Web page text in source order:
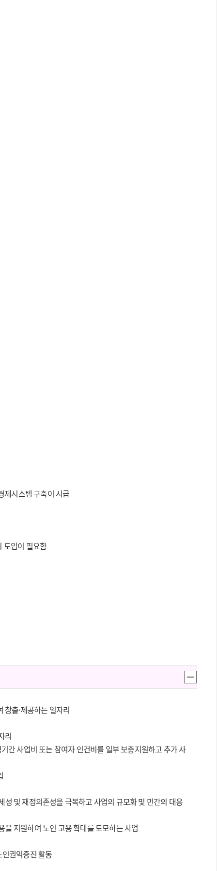
제시스템 구축이 시급
도입이 필요함
출·제공하는 일자리
리
간 사업비 또는 참여자 인건비를 일부 보충지원하고 추가 사
및 재정의존성을 극복하고 사업의 규모화 및 민간의 대응
지원하여 노인 고용 확대를 도모하는 사업
권익증진 활동